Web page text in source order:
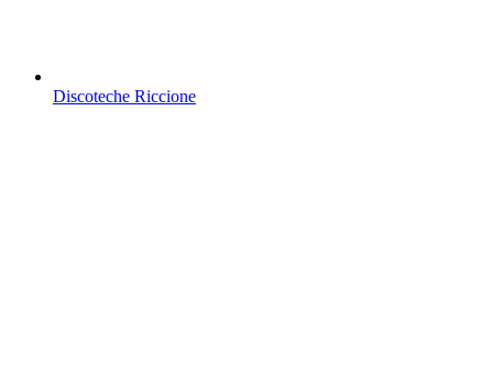
Discoteche Riccione